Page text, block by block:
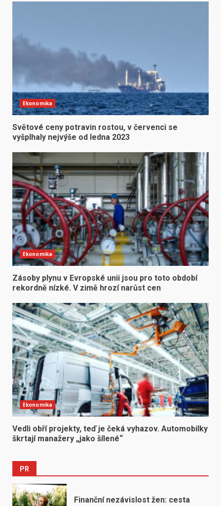
Ekonomika
Světové ceny potravin rostou, v červenci se
vyšplhaly nejvýše od ledna 2023
Ekonomika
Zásoby plynu v Evropské unii jsou pro toto období
rekordně nízké. V zimě hrozí narůst cen
Ekonomika
Vedli obří projekty, teď je čeká vyhazov. Automobilky
škrtají manažery „jako šílené“
PR
Finanční nezávislost žen: cesta